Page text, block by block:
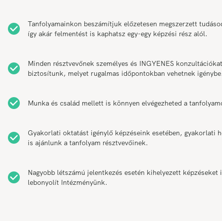
Tanfolyamainkon beszámítjuk előzetesen megszerzett
így akár felmentést is kaphatsz egy-egy képzési rész alól.
Minden résztvevőnek személyes és INGYENES konzultációkat
biztosítunk, melyet rugalmas időpontokban vehetnek
Munka és család mellett is könnyen elvégezheted a
Gyakorlati oktatást igénylő képzéseink esetében, gyakorlati
is ajánlunk a tanfolyam résztvevőinek.
Nagyobb létszámú jelentkezés esetén kihelyezett képzéseket
lebonyolít Intézményünk.